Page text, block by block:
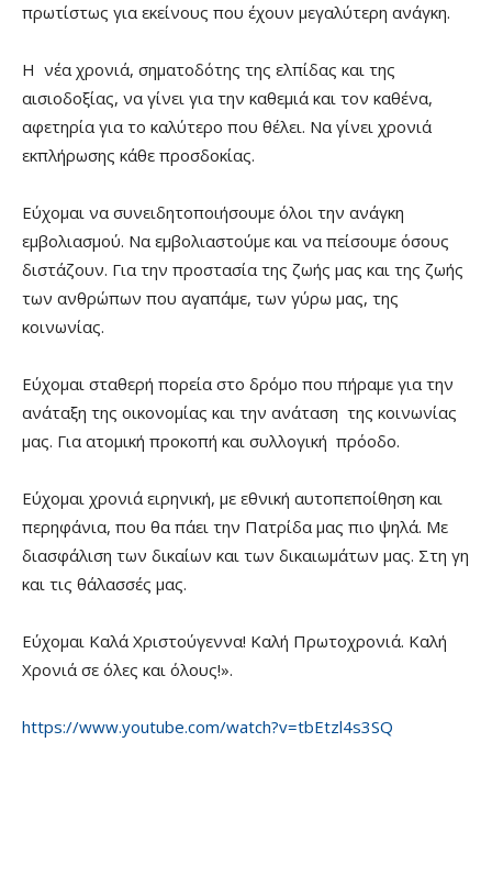
πρωτίστως για εκείνους που έχουν μεγαλύτερη ανάγκη.
Η νέα χρονιά, σηματοδότης της ελπίδας και της
αισιοδοξίας, να γίνει για την καθεμιά και τον καθένα,
αφετηρία για το καλύτερο που θέλει. Να γίνει χρονιά
εκπλήρωσης κάθε προσδοκίας.
Εύχομαι να συνειδητοποιήσουμε όλοι την ανάγκη
εμβολιασμού. Να εμβολιαστούμε και να πείσουμε όσους
διστάζουν. Για την προστασία της ζωής μας και της ζωής
των ανθρώπων που αγαπάμε, των γύρω μας, της
κοινωνίας.
Εύχομαι σταθερή πορεία στο δρόμο που πήραμε για την
ανάταξη της οικονομίας και την ανάταση της κοινωνίας
μας. Για ατομική προκοπή και συλλογική πρόοδο.
Εύχομαι χρονιά ειρηνική, με εθνική αυτοπεποίθηση και
περηφάνια, που θα πάει την Πατρίδα μας πιο ψηλά. Με
διασφάλιση των δικαίων και των δικαιωμάτων μας. Στη γη
και τις θάλασσές μας.
Εύχομαι Καλά Χριστούγεννα! Καλή Πρωτοχρονιά. Καλή
Χρονιά σε όλες και όλους!».
https://www.youtube.com/watch?v=tbEtzl4s3SQ